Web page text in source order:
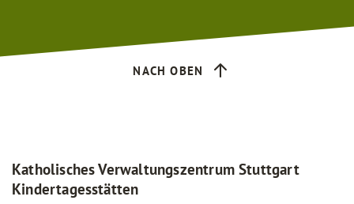
NACH OBEN
Katholisches Verwaltungszentrum Stuttgart
Kindertagesstätten